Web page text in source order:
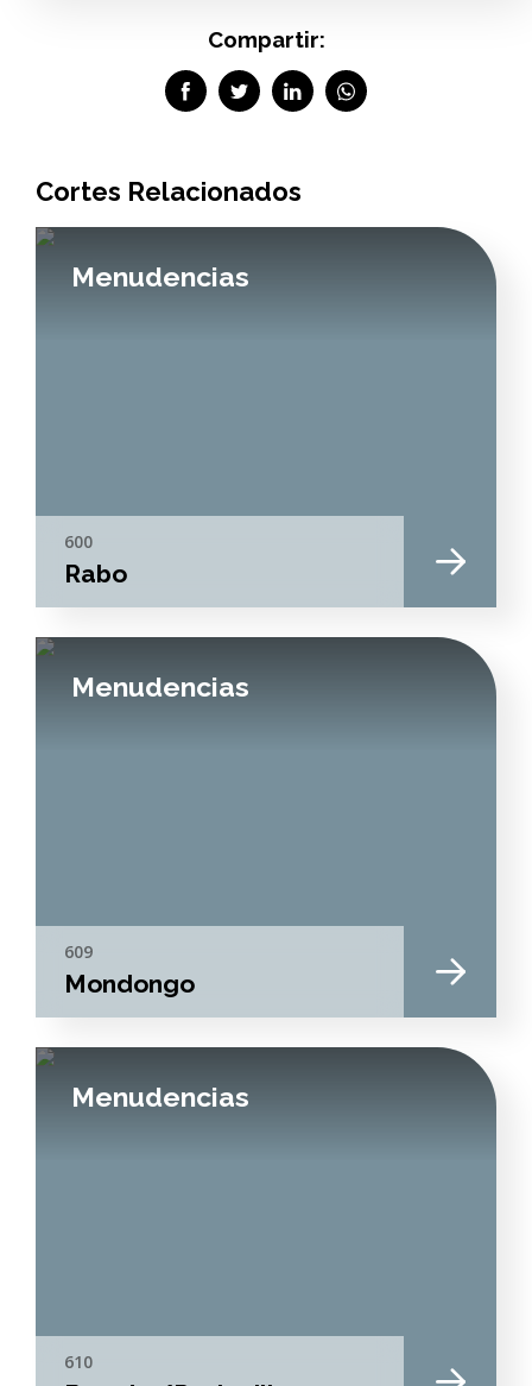
Compartir:
Cortes Relacionados
Menudencias
600
Rabo
Menudencias
609
Mondongo
Menudencias
610